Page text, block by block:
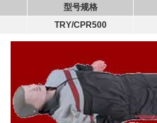
型号规格
TRY/CPR500